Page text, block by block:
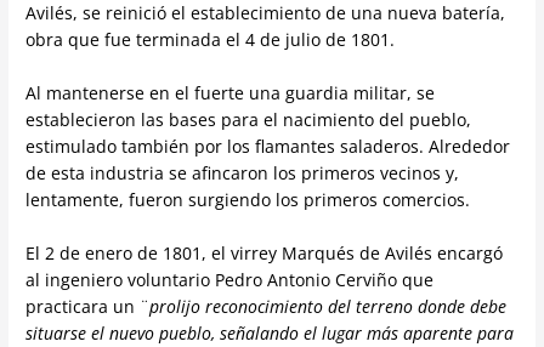
Avilés, se reinició el establecimiento de una nueva batería,
obra que fue terminada el 4 de julio de 1801.
Al mantenerse en el fuerte una guardia militar, se
establecieron las bases para el nacimiento del pueblo,
estimulado también por los flamantes saladeros. Alrededor
de esta industria se afincaron los primeros vecinos y,
lentamente, fueron surgiendo los primeros comercios.
El 2 de enero de 1801, el virrey Marqués de Avilés encargó
al ingeniero voluntario Pedro Antonio Cerviño que
practicara un ¨prolijo reconocimiento del terreno donde debe
situarse el nuevo pueblo, señalando el lugar más aparente para